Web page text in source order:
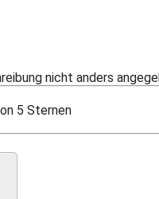
nicht anders